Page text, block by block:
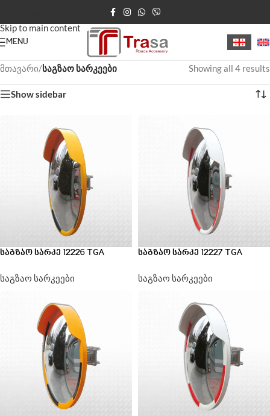
Skip to main content
MENU
მთავარი/საგზაო სარკეები Showing all 4 results
Show sidebar
საგზაო სარკე 12226 TGA
საგზაო სარკეები
საგზაო სარკე 12227 TGA
საგზაო სარკეები